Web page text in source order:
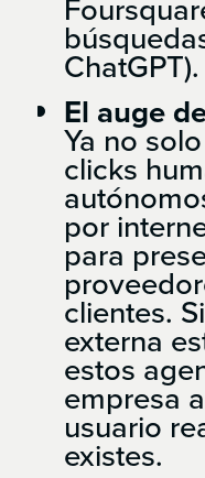
ChatGPT).
El auge
Ya no
clicks
por
para
clientes.
externa
estos
empresa
usuario
existes.